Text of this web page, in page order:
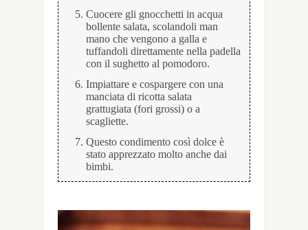
Cuocere gli gnocchetti in acqua
bollente salata, scolandoli man
mano che vengono a galla e
tuffandoli direttamente nella padella
con il sughetto al pomodoro.
Impiattare e cospargere con una
manciata di ricotta salata
grattugiata (fori grossi) o a
scagliette.
Questo condimento così dolce è
stato apprezzato molto anche dai
bimbi.